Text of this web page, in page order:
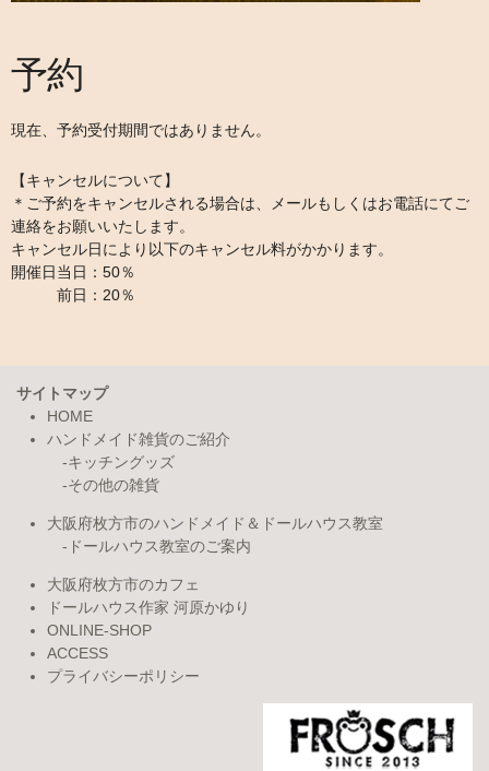
予約
現在、予約受付期間ではありません。
【キャンセルについて】
＊ご予約をキャンセルされる場合は、メールもしくはお電話にてご
連絡をお願いいたします。
キャンセル日により以下のキャンセル料がかかります。
開催日当日：50％
前日：20％
サイトマップ
HOME
ハンドメイド雑貨のご紹介
キッチングッズ
その他の雑貨
大阪府枚方市のハンドメイド＆ドールハウス教室
ドールハウス教室のご案内
大阪府枚方市のカフェ
ドールハウス作家 河原かゆり
ONLINE-SHOP
ACCESS
プライバシーポリシー